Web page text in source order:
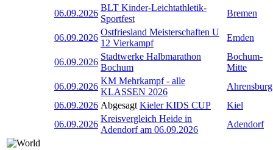
06.09.2026
BLT Kinder-Leichtathletik-
Sportfest
Bremen
06.09.2026
Ostfriesland Meisterschaften U
12 Vierkampf
Emden
06.09.2026
Stadtwerke Halbmarathon
Bochum
Bochum-
Mitte
06.09.2026
KM Mehrkampf - alle
KLASSEN 2026
Ahrensburg
06.09.2026 Abgesagt Kieler KIDS CUP
Kiel
06.09.2026
Kreisvergleich Heide in
Adendorf am 06.09.2026
Adendorf